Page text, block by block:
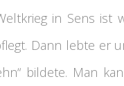
in Sens ist
Dann lebte er
bildete. Man